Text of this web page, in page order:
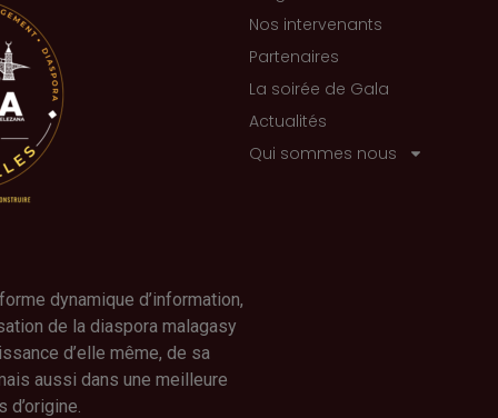
dynamique d’information,
de la diaspora malagasy
d’elle même, de sa
aussi dans une meilleure
Nos intervenants
Partenaires
La soirée de Gala
Actualités
Qui sommes nous